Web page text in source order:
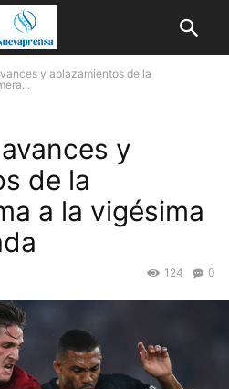
y aplazamientos de la
y
de la
a la vigésima
0
124